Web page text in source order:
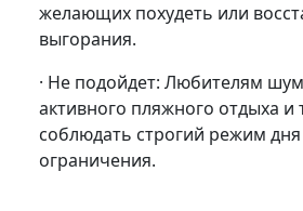
желающих похудеть или
выгорания.
· Не подойдет: Любителям
активного пляжного отдыха и
соблюдать строгий режим
ограничения.